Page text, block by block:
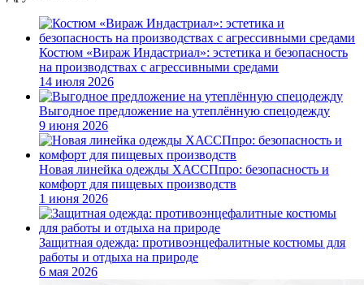
Костюм «Вираж Индастриал»: эстетика и безопасность
на производствах с агрессивными средами
14 июля 2026
Выгодное предложение на утеплённую спецодежду
9 июня 2026
Новая линейка одежды ХАССПпро: безопасность и
комфорт для пищевых производств
1 июня 2026
Защитная одежда: противоэнцефалитные костюмы для
работы и отдыха на природе
6 мая 2026